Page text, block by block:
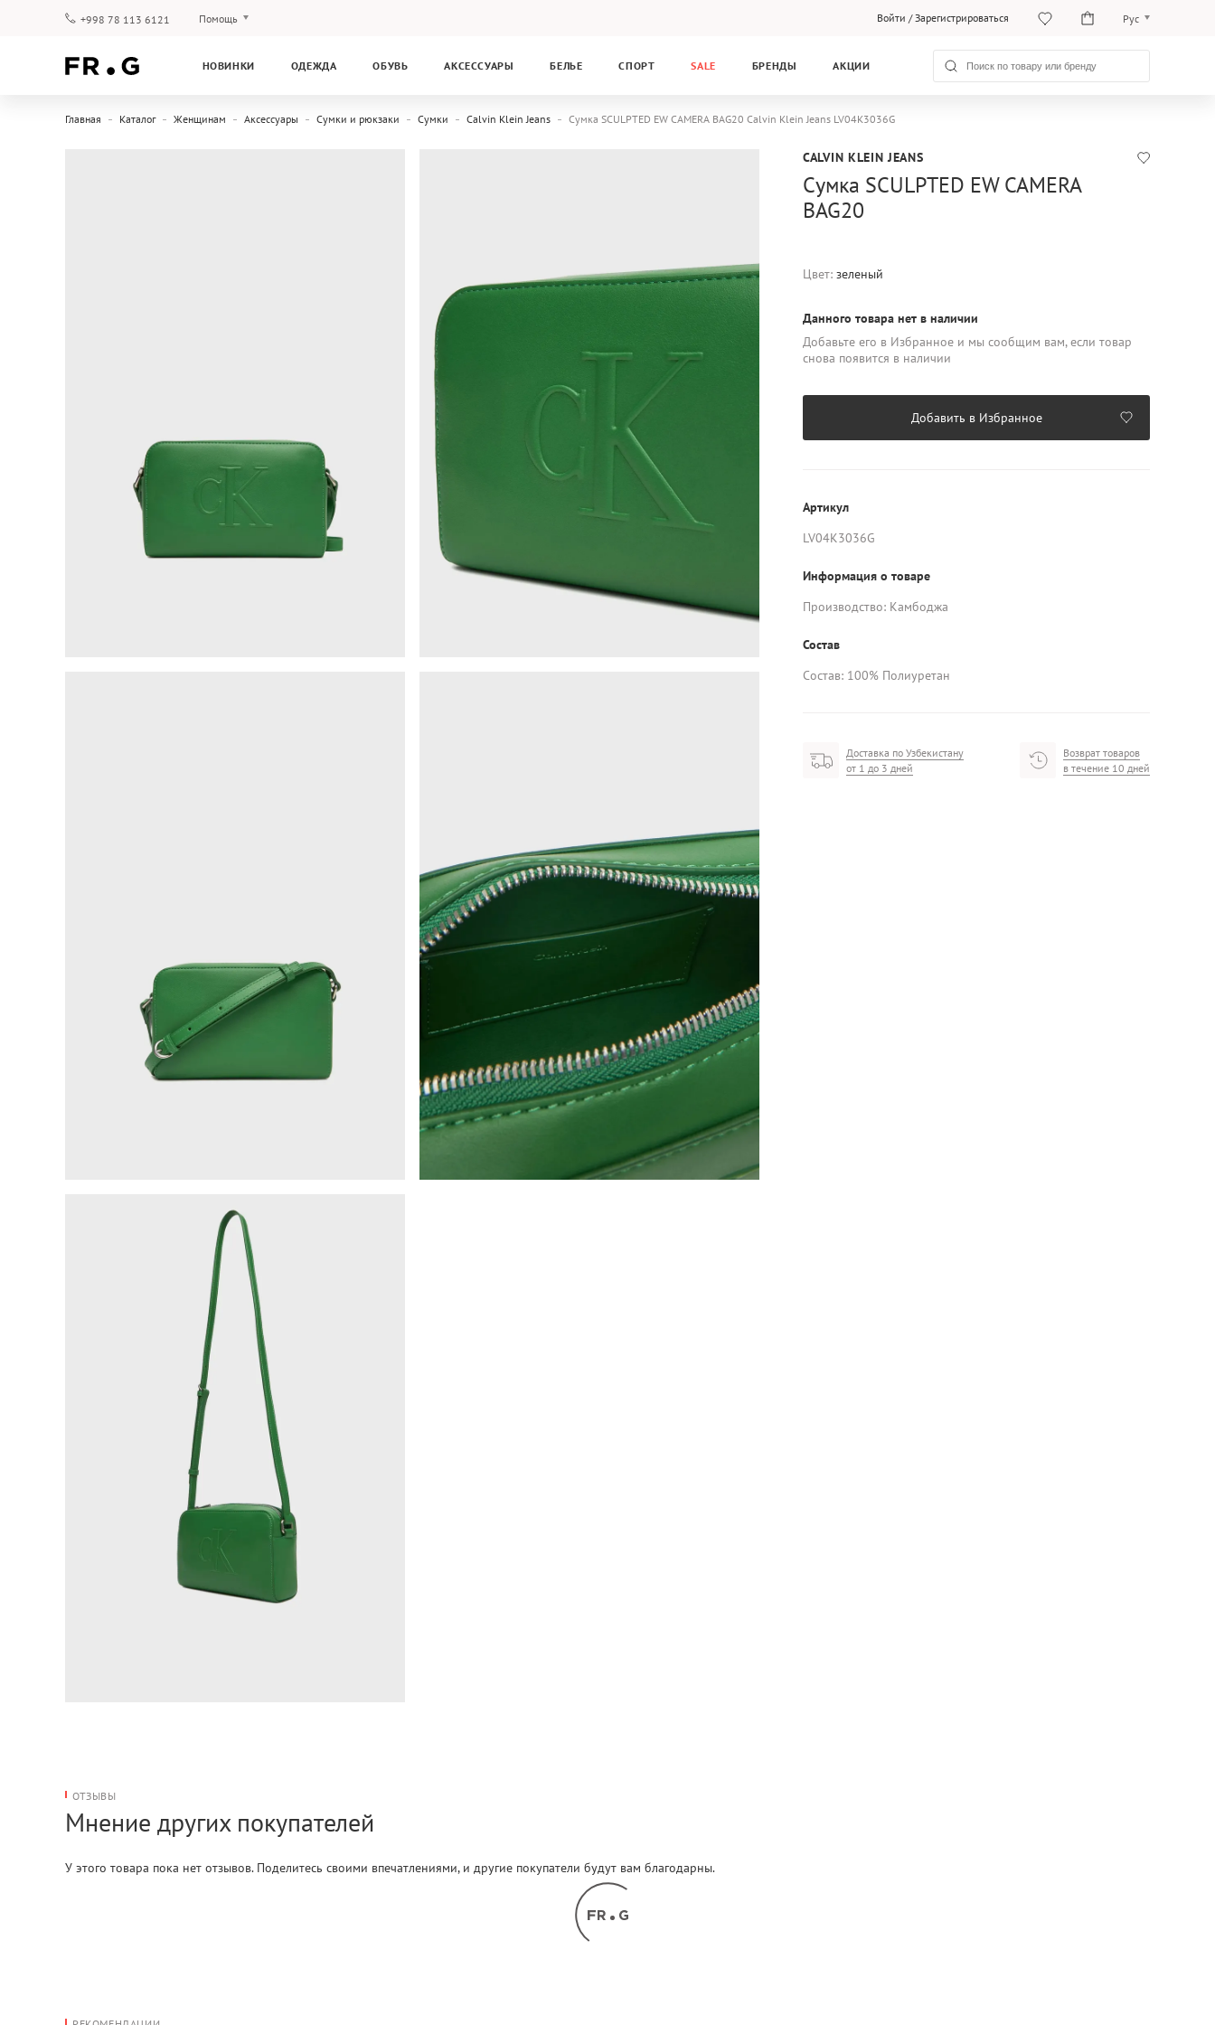
+998 78 113 6121 Помощь Войти /Зарегистрироваться Рус
Рус
НОВИНКИ ОДЕЖДА ОБУВЬ АКСЕССУАРЫ БЕЛЬЕ СПОРТ SALE БРЕНДЫ АКЦИИ
Главная Каталог Женщинам Аксессуары Сумки и рюкзаки Сумки Calvin Klein Jeans Сумка SCULPTED EW CAMERA BAG20 Calvin Klein Jeans LV04K3036G
CALVIN KLEIN JEANS
Сумка SCULPTED EW CAMERA
BAG20
Цвет: зеленый
Данного товара нет в наличии
Добавьте его в Избранное и мы сообщим вам, если товар
снова появится в наличии
Добавить в Избранное
Артикул
LV04K3036G
Информация о товаре
Производство: Камбоджа
Состав
Состав: 100% Полиуретан
Доставка по Узбекистану
от 1 до 3 дней
Возврат товаров
в течение 10 дней
ОТЗЫВЫ
Мнение других покупателей
У этого товара пока нет отзывов. Поделитесь своими впечатлениями, и другие покупатели будут вам благодарны.